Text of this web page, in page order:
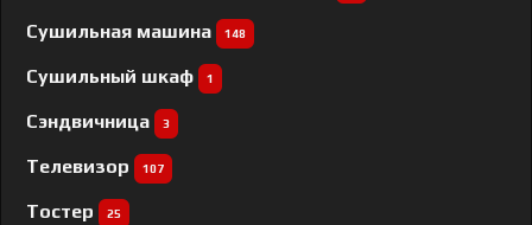
Сушильная машина 148
Сушильный шкаф 1
Сэндвичница 3
Телевизор 107
Тостер 25